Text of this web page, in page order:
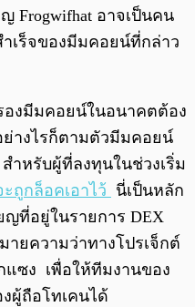
Frogwifhat อาจเป็นคน
เร็จของมีมคอยน์ที่กล่าว
งมีมคอยน์ในอนาคตต้อง
างไรก็ตามตัวมีมคอยน์
ำหรับผู้ที่ลงทุนในช่วงเริ่ม
ถูกล็อคเอาไว้ นี่เป็นหลัก
ที่อยู่ในรายการ DEX
ยความว่าทางโปรเจ็กต์
แซง เพื่อให้ทีมงานของ
ผู้ถือโทเคนได้